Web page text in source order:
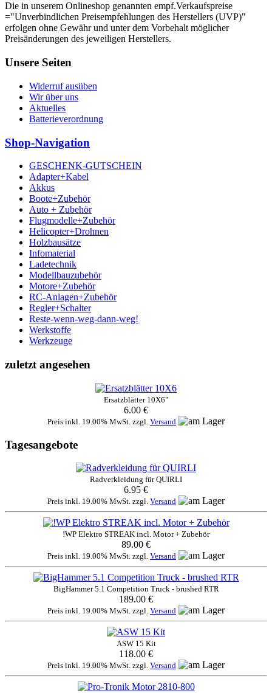
Die in unserem Onlineshop genannten empf.Verkaufspreise
="Unverbindlichen Preisempfehlungen des Herstellers (UVP)"
erfolgen ohne Gewähr und unter dem Vorbehalt möglicher
Preisänderungen des jeweiligen Herstellers.
Unsere Seiten
Widerruf ausüben
Wir über uns
Aktuelles
Batterieverordnung
Shop-Navigation
GESCHENK-GUTSCHEIN
Adapter+Kabel
Akkus
Boote+Zubehör
Auto + Zubehör
Flugmodelle+Zubehör
Helicopter+Drohnen
Holzbausätze
Infomaterial
Ladetechnik
Modellbauzubehör
Motore+Zubehör
RC-Anlagen+Zubehör
Regler+Schalter
Reste-wenn-weg-dann-weg!
Werkstoffe
Werkzeuge
zuletzt angesehen
Ersatzblätter 10X6"
6.00 €
Preis inkl. 19.00% MwSt. zzgl. Versand
Tagesangebote
Radverkleidung für QUIRLI
6.95 €
Preis inkl. 19.00% MwSt. zzgl. Versand
!WP Elektro STREAK incl. Motor + Zubehör
89.00 €
Preis inkl. 19.00% MwSt. zzgl. Versand
BigHammer 5.1 Competition Truck - brushed RTR
189.00 €
Preis inkl. 19.00% MwSt. zzgl. Versand
ASW 15 Kit
118.00 €
Preis inkl. 19.00% MwSt. zzgl. Versand